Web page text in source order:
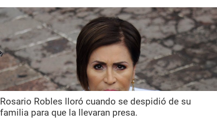
Rosario Robles lloró cuando se despidió de su
familia para que la llevaran presa.